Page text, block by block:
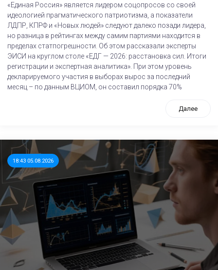
«Единая Россия» является лидером соцопросов со своей
идеологией прагматического патриотизма, а показатели
ЛДПР, КПРФ и «Новых людей» следуют далеко позади лидера,
но разница в рейтингах между самим партиями находится в
пределах статпогрешности. Об этом рассказали эксперты
ЭИСИ на круглом столе «ЕДГ — 2026: расстановка сил. Итоги
регистрации и экспертная аналитика». При этом уровень
декларируемого участия в выборах вырос за последний
месяц – по данным ВЦИОМ, он составил порядка 70%
Далее
18:43 05.08.2026